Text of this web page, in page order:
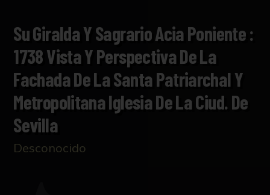
Su Giralda Y Sagrario Acia Poniente :
1738 Vista Y Perspectiva De La
Fachada De La Santa Patriarchal Y
Metropolitana Iglesia De La Ciud. De
Sevilla
Desconocido